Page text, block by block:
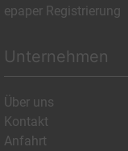
epaper Registrierung
Unternehmen
Über uns
Kontakt
Anfahrt